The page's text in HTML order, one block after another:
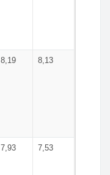
8,19 8,13
7,93 7,53